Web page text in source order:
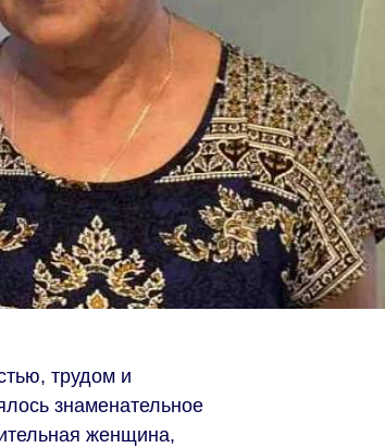
трудом и
знаменательное
женщина,